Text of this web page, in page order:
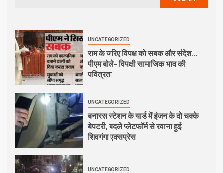
UNCATEGORIZED
राम के जरिए विपक्ष को सबक और संदेश…
पीएम बोले- विपक्षी सामाजिक भाव की
पवित्रता
UNCATEGORIZED
बनारस स्टेशन के यार्ड में इंजन के दो चक्के
बेपटरी, बदले प्लेटफॉर्म से रवाना हुई
शिवगंगा एक्सप्रेस
UNCATEGORIZED